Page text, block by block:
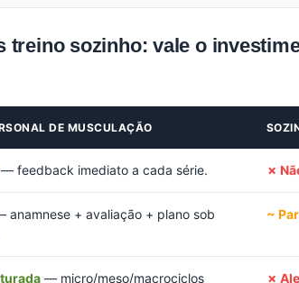
treino sozinho: vale o
DE MUSCULAÇÃO
— feedback imediato a cada série. ✗
anamnese + avaliação + plano sob
~
— micro/meso/macrociclos ✗